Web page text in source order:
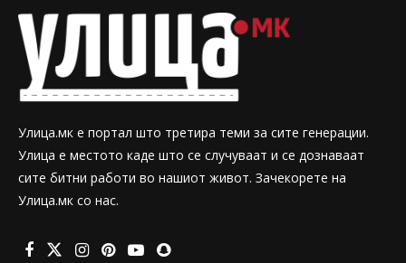
Улица.мк е портал што третира теми за сите генерации.
Улица е местото каде што се случуваат и се дознаваат
сите битни работи во нашиот живот. Зачекорете на
Улица.мк со нас.